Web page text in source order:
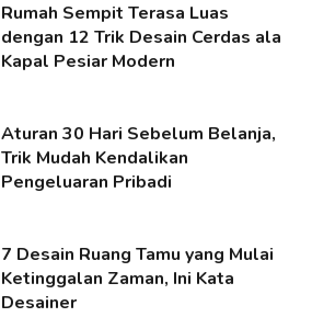
Rumah Sempit Terasa Luas
dengan 12 Trik Desain Cerdas ala
Kapal Pesiar Modern
Aturan 30 Hari Sebelum Belanja,
Trik Mudah Kendalikan
Pengeluaran Pribadi
7 Desain Ruang Tamu yang Mulai
Ketinggalan Zaman, Ini Kata
Desainer